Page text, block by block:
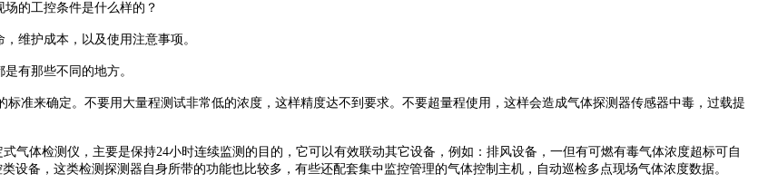
的工控条件是什么样的？
维护成本，以及使用注意事项。
有那些不同的地方。
准来确定。不要用大量程测试非常低的浓度，这样精度达不到要求。不要超量程使用，这样会造成气体探测器传感器中毒，过载提
体检测仪，主要是保持24小时连续监测的目的，它可以有效联动其它设备，例如：排风设备，一但有可燃有毒气体浓度超标可自
设备，这类检测探测器自身所带的功能也比较多，有些还配套集中监控管理的气体控制主机，自动巡检多点现场气体浓度数据。